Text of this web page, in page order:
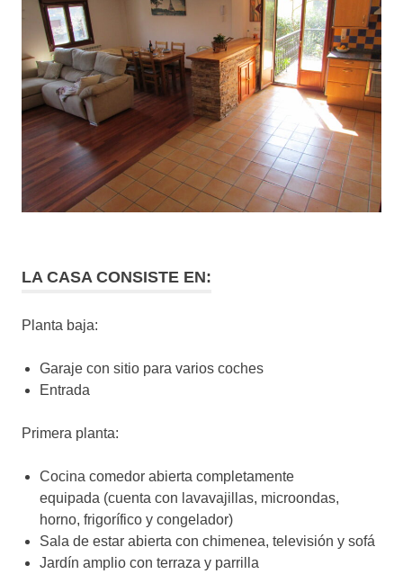
LA CASA CONSISTE EN:
Planta baja:
Garaje con sitio para varios coches
Entrada
Primera planta:
Cocina comedor abierta completamente
equipada (cuenta con lavavajillas, microondas,
horno, frigorífico y congelador)
Sala de estar abierta con chimenea, televisión y sofá
Jardín amplio con terraza y parrilla